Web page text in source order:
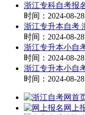
浙江专科自考报
时间：2024-08-
浙江专升本自考
时间：2024-08-
浙江专升本小自
时间：2024-08-
浙江专升本小自
时间：2024-08-
网上